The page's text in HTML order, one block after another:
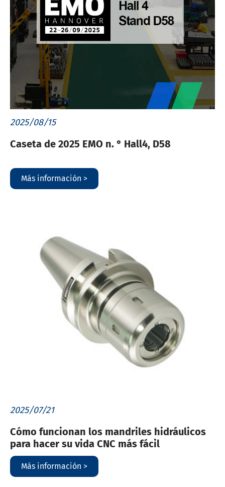
2025/08/15
Caseta de 2025 EMO n. ° Hall4, D58
Más información >
2025/07/21
Cómo funcionan los mandriles hidráulicos
para hacer su vida CNC más fácil
Más información >